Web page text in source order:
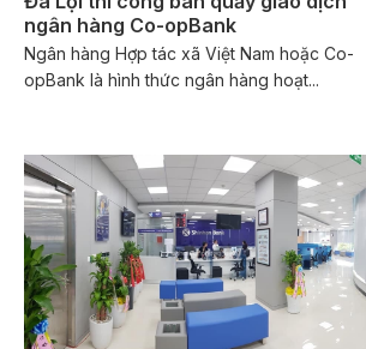
ngân hàng Co-opBank
Ngân hàng Hợp tác xã Việt Nam hoặc Co-
opBank là hình thức ngân hàng hoạt...